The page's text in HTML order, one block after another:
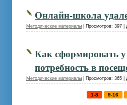
Онлайн-школа
Методические материалы Просмотров: 397
Как сформировать
потребность в
Методические материалы Просмотров: 365
1-8 9-16